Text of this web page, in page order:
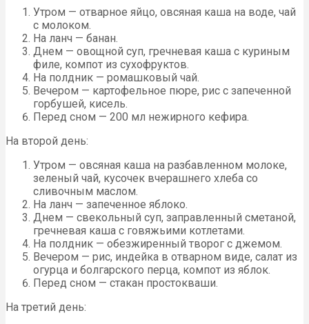
Утром — отварное яйцо, овсяная каша на воде, чай
с молоком.
На ланч — банан.
Днем — овощной суп, гречневая каша с куриным
филе, компот из сухофруктов.
На полдник — ромашковый чай.
Вечером — картофельное пюре, рис с запеченной
горбушей, кисель.
Перед сном — 200 мл нежирного кефира.
На второй день:
Утром — овсяная каша на разбавленном молоке,
зеленый чай, кусочек вчерашнего хлеба со
сливочным маслом.
На ланч — запеченное яблоко.
Днем — свекольный суп, заправленный сметаной,
гречневая каша с говяжьими котлетами.
На полдник — обезжиренный творог с джемом.
Вечером — рис, индейка в отварном виде, салат из
огурца и болгарского перца, компот из яблок.
Перед сном — стакан простокваши.
На третий день: